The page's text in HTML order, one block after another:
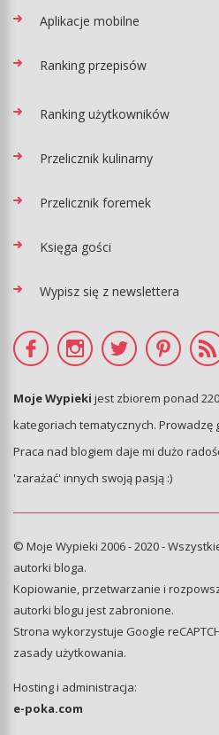
Aplikacje mobilne
Ranking przepisów
Ranking użytkowników
Przelicznik kulinarny
Przelicznik foremek
Księga gości
Wypisz się z newslettera
Moje Wypieki jest zbiorem ponad
kategoriach tematycznych. Prowadzę
Praca nad blogiem daje mi dużo
'zarażać' innych swoją pasją :)
© Moje Wypieki 2006 - 2020 -
autorki bloga.
Kopiowanie, przetwarzanie i
autorki blogu jest zabronione.
Strona wykorzystuje Google
zasady użytkowania.
Hosting i administracja:
e-poka.com